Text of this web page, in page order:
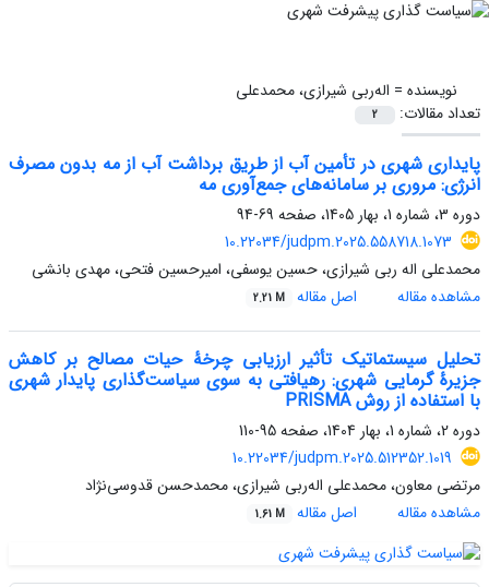
نویسنده = اله‌ربی شیرازی، محمدعلی
تعداد مقالات:
2
پایداری شهری در تأمین آب از طریق برداشت آب از مه بدون مصرف
انرژی: مروری بر سامانه‌های جمع‌آوری مه
دوره 3، شماره 1، بهار 1405، صفحه
69-94
10.22034/judpm.2025.558718.1073
محمدعلی اله ربی شیرازی، حسین یوسفی، امیرحسین فتحی، مهدی بانشی
مشاهده مقاله
اصل مقاله 2.21 M
تحلیل سیستماتیک تأثیر ارزیابی چرخۀ حیات مصالح بر کاهش
جزیرۀ گرمایی شهری: رهیافتی به سوی سیاست‌گذاری پایدار شهری
با استفاده از روش PRISMA
دوره 2، شماره 1، بهار 1404، صفحه
95-110
10.22034/judpm.2025.512352.1019
مرتضی معاون، محمدعلی اله‌ربی شیرازی، محمدحسن قدوسی‌نژاد
مشاهده مقاله
اصل مقاله 1.61 M